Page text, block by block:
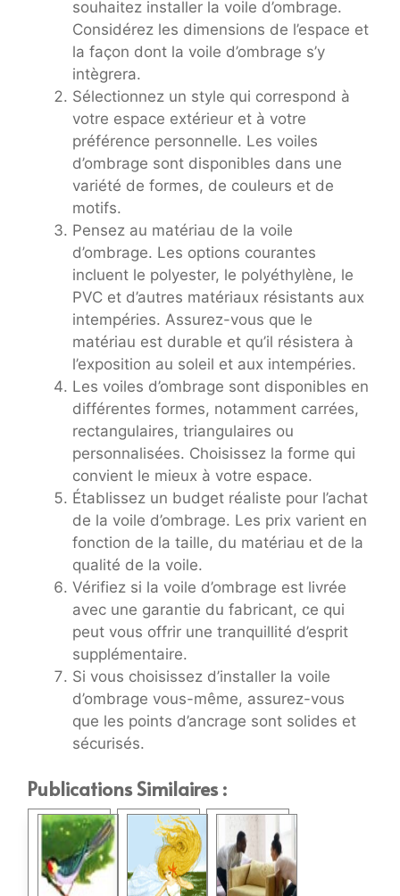
souhaitez installer la voile d’ombrage.
Considérez les dimensions de l’espace et
la façon dont la voile d’ombrage s’y
intègrera.
Sélectionnez un style qui correspond à
votre espace extérieur et à votre
préférence personnelle. Les voiles
d’ombrage sont disponibles dans une
variété de formes, de couleurs et de
motifs.
Pensez au matériau de la voile
d’ombrage. Les options courantes
incluent le polyester, le polyéthylène, le
PVC et d’autres matériaux résistants aux
intempéries. Assurez-vous que le
matériau est durable et qu’il résistera à
l’exposition au soleil et aux intempéries.
Les voiles d’ombrage sont disponibles en
différentes formes, notamment carrées,
rectangulaires, triangulaires ou
personnalisées. Choisissez la forme qui
convient le mieux à votre espace.
Établissez un budget réaliste pour l’achat
de la voile d’ombrage. Les prix varient en
fonction de la taille, du matériau et de la
qualité de la voile.
Vérifiez si la voile d’ombrage est livrée
avec une garantie du fabricant, ce qui
peut vous offrir une tranquillité d’esprit
supplémentaire.
Si vous choisissez d’installer la voile
d’ombrage vous-même, assurez-vous
que les points d’ancrage sont solides et
sécurisés.
Publications Similaires :